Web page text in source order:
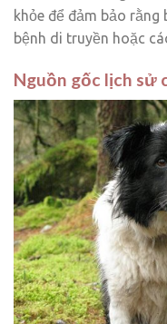
khỏe để đảm bảo
bệnh di truyền hoặc
Nguồn gốc lịch sử